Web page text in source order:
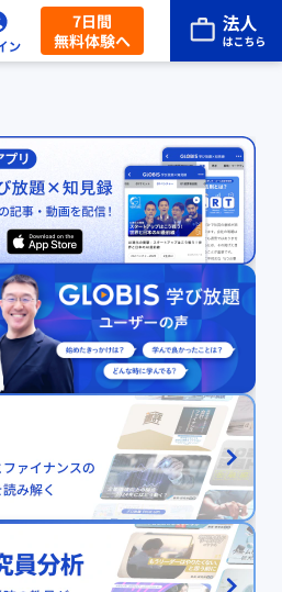
7日間
無料体験へ